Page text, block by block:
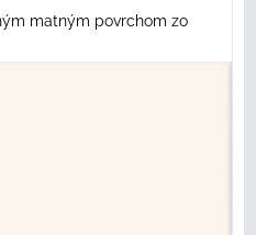
matným povrchom zo